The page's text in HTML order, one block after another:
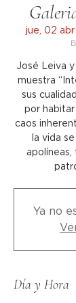
jue, 02 abr
José Leiva
muestra
sus
por habitar
caos
la vida
Ya no
Día y Hora